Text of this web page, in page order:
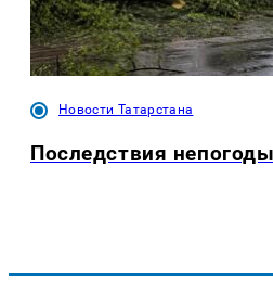
Новости Татарстана
Последствия